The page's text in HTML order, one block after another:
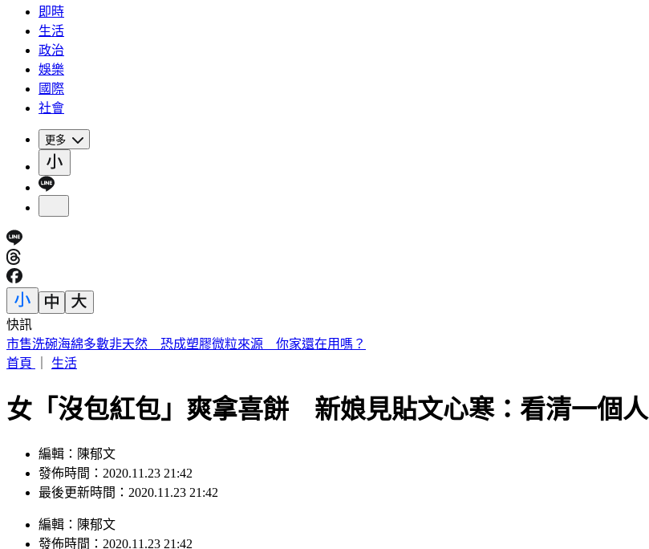
即時
生活
政治
娛樂
國際
社會
更多
快訊
《夏日活動》花蓮FUN暑假 即將成真火舞秀 加碼重現
首頁
生活
女「沒包紅包」爽拿喜餅 新娘見貼文心寒：看清一個人
編輯：陳郁文
發佈時間：2020.11.23 21:42
最後更新時間：2020.11.23 21:42
編輯 ： 陳郁文
發佈時間： 2020.11.23 21:42